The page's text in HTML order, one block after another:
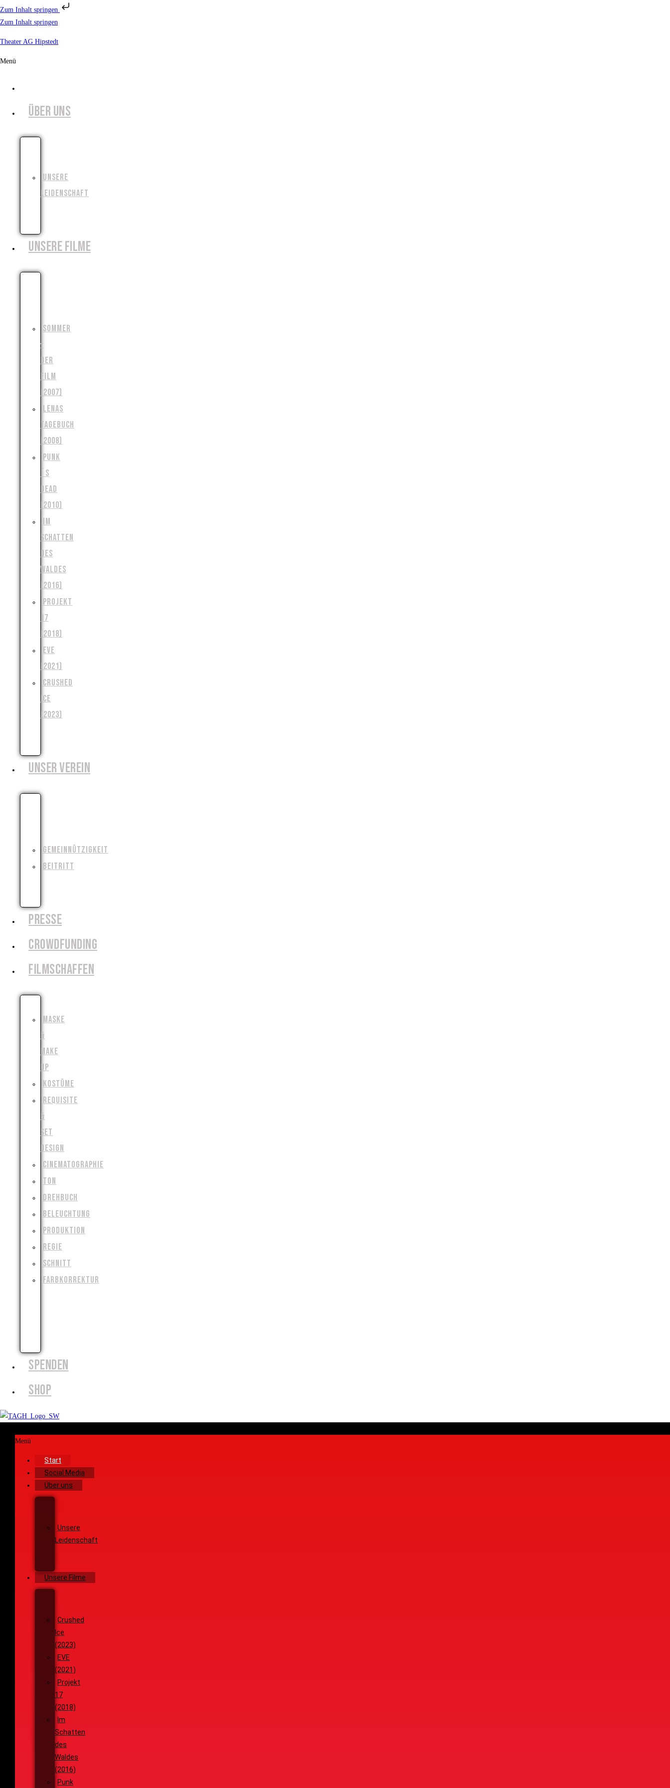
Zum Inhalt springen
Zum Inhalt springen
Theater AG Hipstedt
Menü
ÜBER UNS
UNSERE
LEIDENSCHAFT
UNSERE FILME
SOMMER
–
DER
FILM
(2007)
LENAS
TAGEBUCH
(2008)
PUNK
´S
DEAD
(2010)
IM
SCHATTEN
DES
WALDES
(2016)
PROJEKT
17
(2018)
EVE
(2021)
CRUSHED
ICE
(2023)
UNSER VEREIN
GEMEINNÜTZIGKEIT
BEITRITT
PRESSE
CROWDFUNDING
FILMSCHAFFEN
MASKE
&
MAKE
UP
KOSTÜME
REQUISITE
&
SET
DESIGN
CINEMATOGRAPHIE
TON
DREHBUCH
BELEUCHTUNG
PRODUKTION
REGIE
SCHNITT
FARBKORREKTUR
SPENDEN
SHOP
Menü
Start
Social Media
Über uns
Unsere
Leidenschaft
Unsere Filme
Crushed
Ice
(2023)
EVE
(2021)
Projekt
17
(2018)
Im
Schatten
des
Waldes
(2016)
Punk